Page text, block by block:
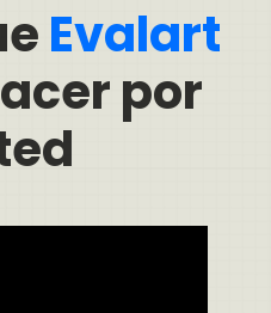
Evalart
por